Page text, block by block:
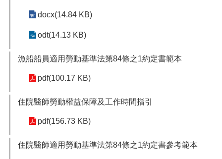
府
料
告
docx(14.84 KB)
odt(14.13 KB)
漁船船員適用勞動基準法第84條之1約定書範本
pdf(100.17 KB)
住院醫師勞動權益保障及工作時間指引
pdf(156.73 KB)
住院醫師適用勞動基準法第84條之1約定書參考範本